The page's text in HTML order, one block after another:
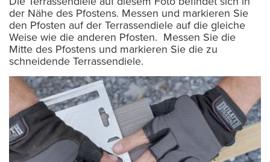
der Nähe des Pfostens. Messen und markieren Sie
den Pfosten auf der Terrassendiele auf die gleiche
Weise wie die anderen Pfosten. Messen Sie die
Mitte des Pfostens und markieren Sie die zu
schneidende Terrassendiele.